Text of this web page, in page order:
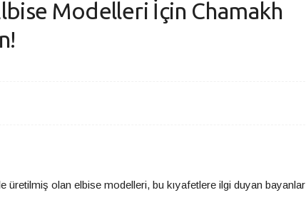
Modelleri İçin Chamakh
üretilmiş olan elbise modelleri, bu kıyafetlere ilgi duyan bayanlar